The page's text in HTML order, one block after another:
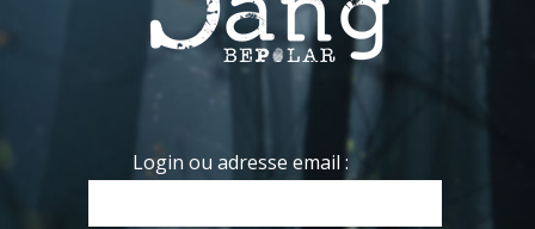
Login ou adresse email :